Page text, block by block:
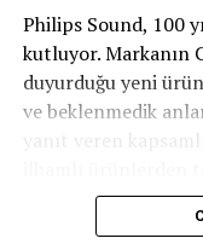
ë-C4, günlük mobilite
getirirken, aynı
mesafe
100 kW hızlı şarjı
destekleyen
verdiğinizde aracınızı
Philips Sound, 100
kutluyor. Markanın
duyurduğu yeni
ve beklenmedik
yanıt veren
soundbar
radyosuna kadar